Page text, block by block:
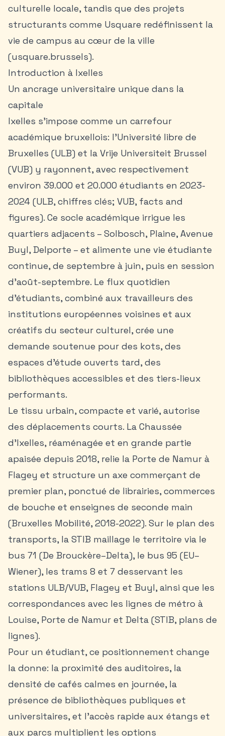
culturelle locale, tandis que des projets
structurants comme Usquare redéfinissent la
vie de campus au cœur de la ville
(usquare.brussels).
Introduction à Ixelles
Un ancrage universitaire unique dans la
capitale
Ixelles s’impose comme un carrefour
académique bruxellois: l’Université libre de
Bruxelles (ULB) et la Vrije Universiteit Brussel
(VUB) y rayonnent, avec respectivement
environ 39.000 et 20.000 étudiants en 2023-
2024 (ULB, chiffres clés; VUB, facts and
figures). Ce socle académique irrigue les
quartiers adjacents – Solbosch, Plaine, Avenue
Buyl, Delporte – et alimente une vie étudiante
continue, de septembre à juin, puis en session
d’août-septembre. Le flux quotidien
d’étudiants, combiné aux travailleurs des
institutions européennes voisines et aux
créatifs du secteur culturel, crée une
demande soutenue pour des kots, des
espaces d’étude ouverts tard, des
bibliothèques accessibles et des tiers-lieux
performants.
Le tissu urbain, compacte et varié, autorise
des déplacements courts. La Chaussée
d’Ixelles, réaménagée et en grande partie
apaisée depuis 2018, relie la Porte de Namur à
Flagey et structure un axe commerçant de
premier plan, ponctué de librairies, commerces
de bouche et enseignes de seconde main
(Bruxelles Mobilité, 2018-2022). Sur le plan des
transports, la STIB maillage le territoire via le
bus 71 (De Brouckère–Delta), le bus 95 (EU–
Wiener), les trams 8 et 7 desservant les
stations ULB/VUB, Flagey et Buyl, ainsi que les
correspondances avec les lignes de métro à
Louise, Porte de Namur et Delta (STIB, plans de
lignes).
Pour un étudiant, ce positionnement change
la donne: la proximité des auditoires, la
densité de cafés calmes en journée, la
présence de bibliothèques publiques et
universitaires, et l’accès rapide aux étangs et
aux parcs multiplient les options